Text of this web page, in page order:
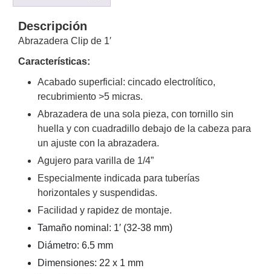
Alimentación
y
Electricidad
CaPTelefónicoVGA
/ DVI /
HDMI
Cámaras
IP y NVRs
Salinos
(Anticorrosión)AntiexplosiónBalaCodificadores
y
Decodificadores
de
Video
Domo
TurretFisheye
Descripción
Abrazadera Clip de 1′
Características:
Acabado superficial: cincado electrolítico,
recubrimiento >5 micras.
Abrazadera de una sola pieza, con tornillo sin
huella y con cuadradillo debajo de la cabeza para
un ajuste con la abrazadera.
Agujero para varilla de 1/4”
Especialmente indicada para tuberías
horizontales y suspendidas.
Facilidad y rapidez de montaje.
Tamaño nominal: 1′ (32-38 mm)
Diámetro: 6.5 mm
Dimensiones: 22 x 1 mm